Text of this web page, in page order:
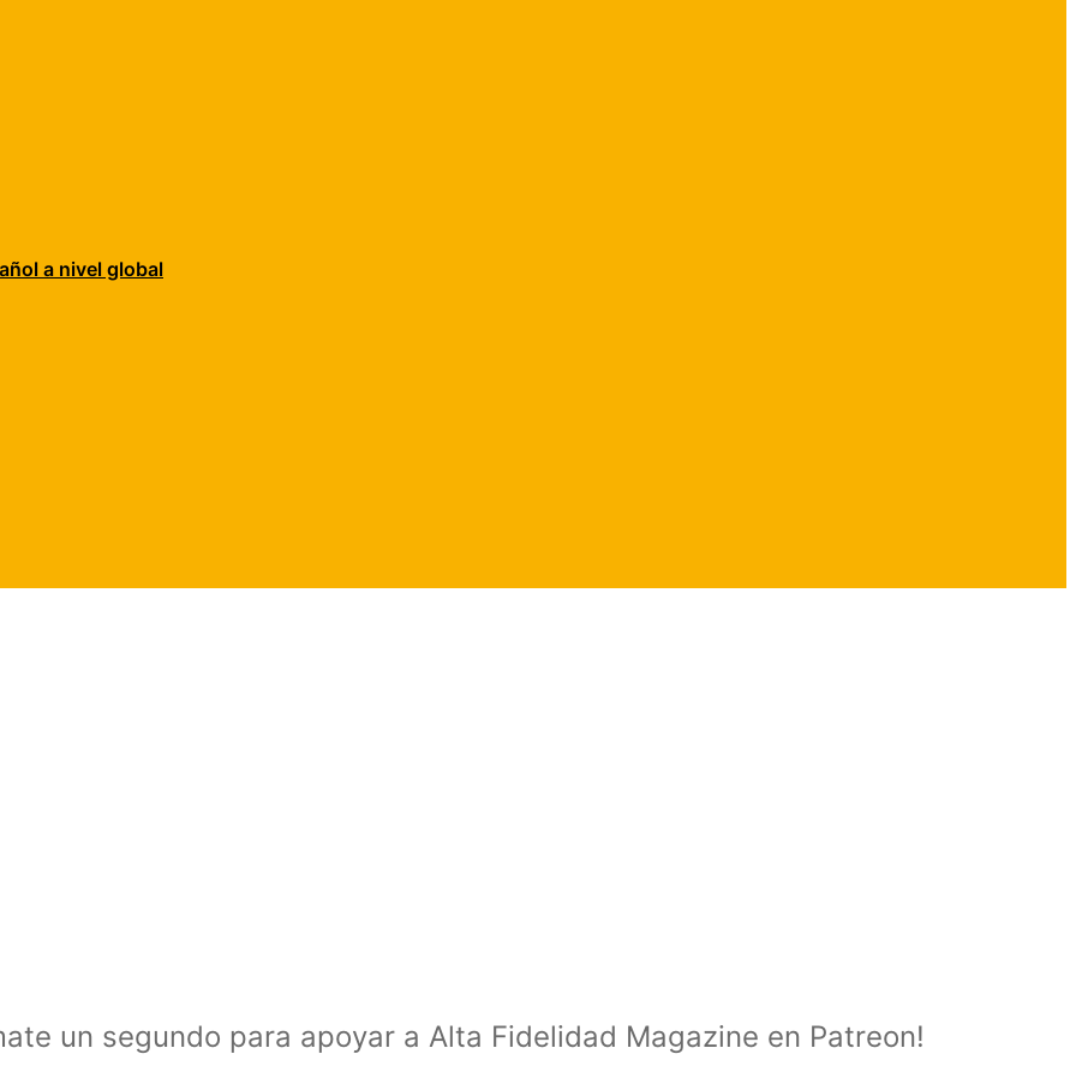
a nivel global
un segundo para apoyar a Alta Fidelidad Magazine en Patreon!